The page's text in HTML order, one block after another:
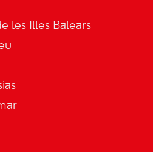
les Illes Balears